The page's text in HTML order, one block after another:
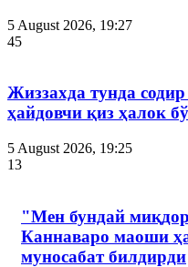
5 August 2026, 19:27
45
Жиззахда тунда
ҳайдовчи қиз ҳалок
5 August 2026, 19:25
13
"Мен бундай
Каннаваро маоши
муносабат билдирди